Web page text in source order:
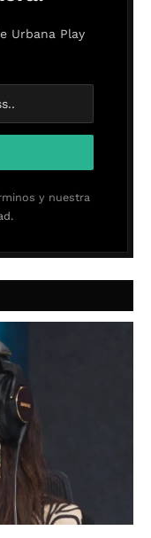
Urbana Play
y nuestra